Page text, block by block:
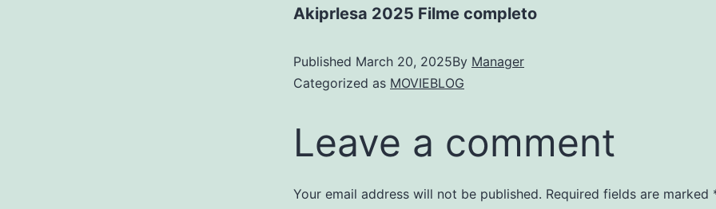
Akiprlesa 2025 Filme completo
Published March 20, 2025By Manager
Categorized as MOVIEBLOG
Leave a comment
Your email address will not be published. Required fields are marked